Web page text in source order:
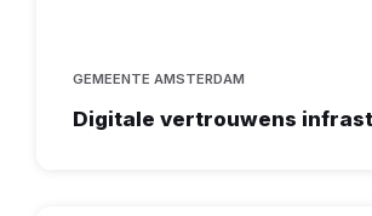
GEMEENTE AMSTERDAM
Digitale vertrouwens